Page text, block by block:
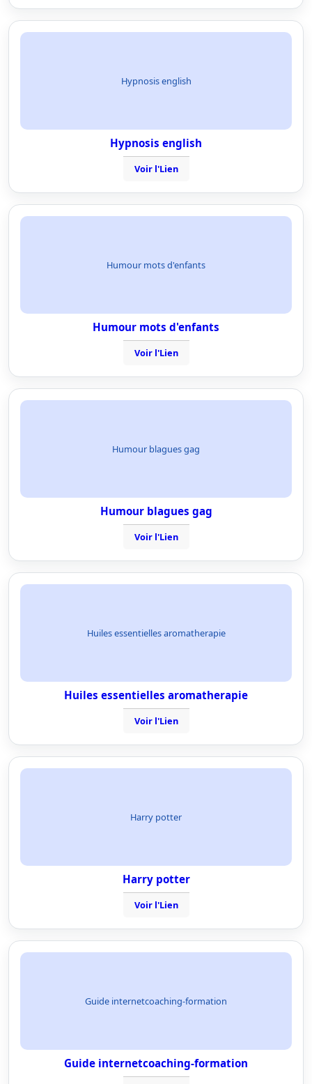
Hypnosis english
Hypnosis english
Voir l'Lien
Humour mots d'enfants
Humour mots d'enfants
Voir l'Lien
Humour blagues gag
Humour blagues gag
Voir l'Lien
Huiles essentielles aromatherapie
Huiles essentielles aromatherapie
Voir l'Lien
Harry potter
Harry potter
Voir l'Lien
Guide internetcoaching-formation
Guide internetcoaching-formation